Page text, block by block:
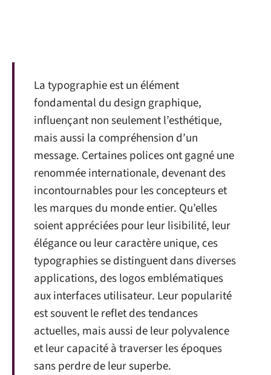
La typographie est un élément
fondamental du design graphique,
influençant non seulement l’esthétique,
mais aussi la compréhension d’un
message. Certaines polices ont gagné une
renommée internationale, devenant des
incontournables pour les concepteurs et
les marques du monde entier. Qu’elles
soient appréciées pour leur lisibilité, leur
élégance ou leur caractère unique, ces
typographies se distinguent dans diverses
applications, des logos emblématiques
aux interfaces utilisateur. Leur popularité
est souvent le reflet des tendances
actuelles, mais aussi de leur polyvalence
et leur capacité à traverser les époques
sans perdre de leur superbe.